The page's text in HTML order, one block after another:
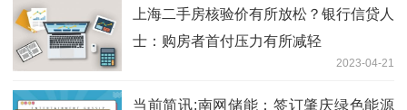
上海二手房核验价有所放松？银行信贷人
士：购房者首付压力有所减轻
2023-04-21
当前简讯:南网储能：签订肇庆绿色能源